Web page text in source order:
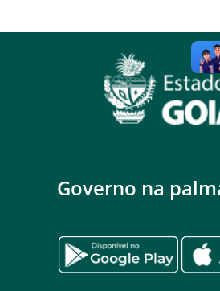
Governo na